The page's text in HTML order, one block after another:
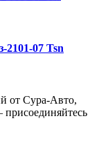
07 Tsn
от Сура-Авто,